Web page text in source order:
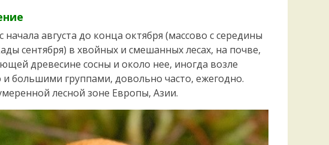
августа до конца октября (массово с середины
сентября) в хвойных и смешанных лесах, на почве,
древесине сосны и около нее, иногда возле
большими группами, довольно часто, ежегодно.
лесной зоне Европы, Азии.